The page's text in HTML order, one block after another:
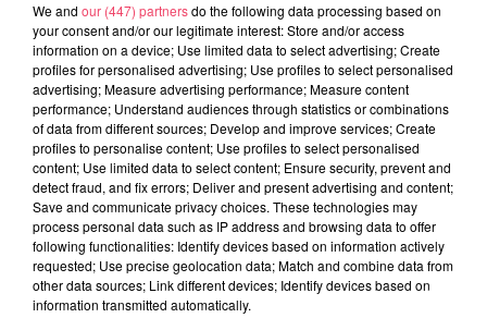
La minute Hippique - 08 08 2026
We and our (447) partnersdo the following data processing based on
your consent and/or our legitimate interest: Store and/or access
information on a device; Use limited data to select advertising; Create
profiles for personalised advertising; Use profiles to select personalised
advertising; Measure advertising performance; Measure content
performance; Understand audiences through statistics or combinations
of data from different sources; Develop and improve services; Create
profiles to personalise content; Use profiles to select personalised
content; Use limited data to select content; Ensure security, prevent and
detect fraud, and fix errors; Deliver and present advertising and content;
Save and communicate privacy choices. These technologies may
process personal data such as IP address and browsing data to offer
following functionalities: Identify devices based on information actively
requested; Use precise geolocation data; Match and combine data from
other data sources; Link different devices; Identify devices based on
information transmitted automatically.